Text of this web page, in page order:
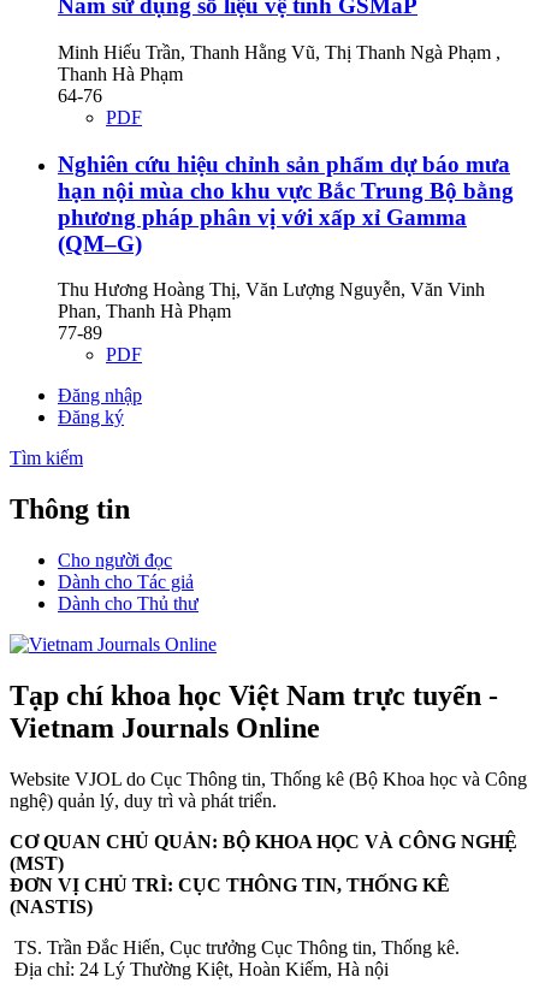
Nam sử dụng số liệu vệ tinh GSMaP
Minh Hiếu Trần, Thanh Hằng Vũ, Thị Thanh Ngà Phạm ,
Thanh Hà Phạm
64-76
PDF
Nghiên cứu hiệu chỉnh sản phẩm dự báo mưa
hạn nội mùa cho khu vực Bắc Trung Bộ bằng
phương pháp phân vị với xấp xỉ Gamma
(QM–G)
Thu Hương Hoàng Thị, Văn Lượng Nguyễn, Văn Vinh
Phan, Thanh Hà Phạm
77-89
PDF
Đăng nhập
Đăng ký
Tìm kiếm
Thông tin
Cho người đọc
Dành cho Tác giả
Dành cho Thủ thư
Tạp chí khoa học Việt Nam trực tuyến -
Vietnam Journals Online
Website VJOL do Cục Thông tin, Thống kê (Bộ Khoa học và Công
nghệ) quản lý, duy trì và phát triển.
CƠ QUAN CHỦ QUẢN: BỘ KHOA HỌC VÀ CÔNG NGHỆ
(MST)
ĐƠN VỊ CHỦ TRÌ: CỤC THÔNG TIN, THỐNG KÊ
(NASTIS)
TS. Trần Đắc Hiến, Cục trưởng Cục Thông tin, Thống kê.
Địa chỉ: 24 Lý Thường Kiệt, Hoàn Kiếm, Hà nội